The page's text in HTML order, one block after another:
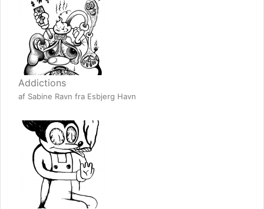
Addictions
af Sabine Ravn fra Esbjerg Havn